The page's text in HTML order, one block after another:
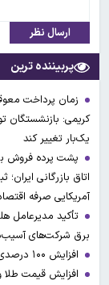
ارسال نظر
پربیننده ترین
زمان پرداخت
یک‌بار تغییر کند
پشت پرده فروش
اتاق بازرگانی
آمریکایی صرفه
تأکید مدیرعامل
برق شرکت‌های
افزایش ۱۰۰ درصدی قیمت بنزین با موافقت سران قوا